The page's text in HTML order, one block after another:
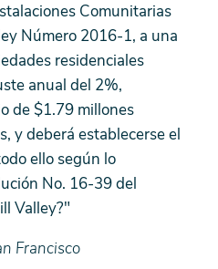
Comunitarias
Número 2016-1, a una
residenciales
anual del 2%,
de $1.79 millones
y deberá establecerse el
ello según lo
No. 16-39 del
Valley?"
Francisco